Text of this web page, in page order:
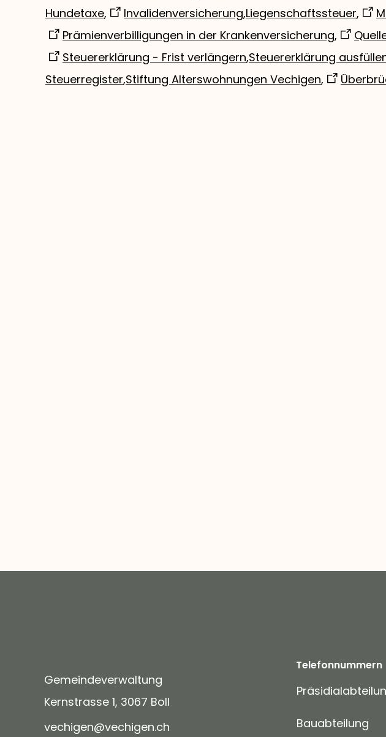
Hundetaxe, Invalidenversicherung,Liegenschaftssteuer,
Prämienverbilligungen in der Krankenversicherung,
Steuererklärung - Frist verlängern,Steuererklärung
Steuerregister,Stiftung Alterswohnungen Vechigen,
Gemeindeverwaltung
Kernstrasse 1, 3067 Boll
v ch g n v ch g n ch
Telefonnummern
Bauabteilung